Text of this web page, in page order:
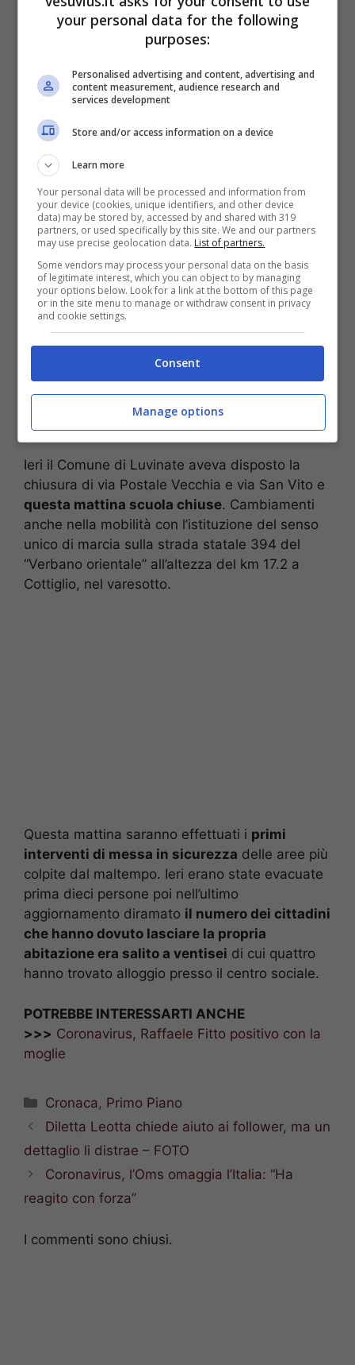
40 interventi effettuati dai
#vigilidelfuoco
per il#maltempoin provincia di
#Varese. Ritrovato stamattina il
corpo privo di vita di un 59enne
travolto dal torrente Tinella
staripato a Luvinate, evacuate
alcune abitazioni nell’area
#25settembre
pic.twitter.com/ea34u2R0kH
— Vigili del Fuoco
(@emergenzavvf)September 25,
Ieri il Comune di Luvinate aveva disposto la
chiusura di via Postale Vecchia e via San Vito e
questa mattina scuola chiuse. Cambiamenti
anche nella mobilità con l’istituzione del senso
unico di marcia sulla strada statale 394 del
“Verbano orientale” all’altezza del km 17.2 a
Cottiglio, nel varesotto.
Questa mattina saranno effettuati i primi
interventi di messa in sicurezza delle aree più
colpite dal maltempo. Ieri erano state evacuate
prima dieci persone poi nell’ultimo
aggiornamento diramato il numero dei cittadini
che hanno dovuto lasciare la propria
abitazione era salito a ventisei di cui quattro
hanno trovato alloggio presso il centro sociale.
POTREBBE INTERESSARTI ANCHE
>>> Coronavirus, Raffaele Fitto positivo con la
moglie
Categorie
Cronaca, Primo Piano
Diletta Leotta chiede aiuto ai follower, ma un
dettaglio li distrae – FOTO
Coronavirus, l’Oms omaggia l’Italia: “Ha
reagito con forza”
I commenti sono chiusi.
your personal data for the following
purposes:
Personalised advertising and content, advertising and
content measurement, audience research and
services development
Store and/or access information on a device
Learn more
Your personal data will be processed and information from
your device (cookies, unique identifiers, and other device
data) may be stored by, accessed by and shared with 319
partners, or used specifically by this site. We and our partners
may use precise geolocation data. List of partners.
Some vendors may process your personal data on the basis
of legitimate interest, which you can object to by managing
your options below. Look for a link at the bottom of this page
or in the site menu to manage or withdraw consent in privacy
and cookie settings.
Consent
Manage options